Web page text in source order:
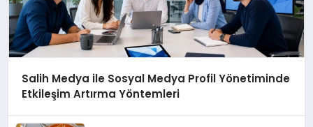
Salih Medya ile Sosyal Medya Profil Yönetiminde
Etkileşim Artırma Yöntemleri